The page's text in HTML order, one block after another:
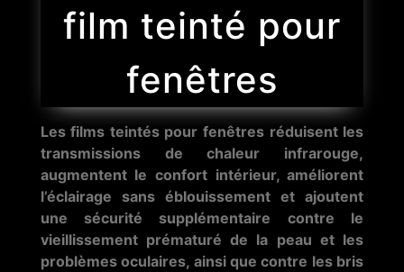
film teinté pour
fenêtres
Les films teintés pour fenêtres réduisent les
transmissions de chaleur infrarouge,
augmentent le confort intérieur, améliorent
l’éclairage sans éblouissement et ajoutent
une sécurité supplémentaire contre le
vieillissement prématuré de la peau et les
problèmes oculaires, ainsi que contre les bris